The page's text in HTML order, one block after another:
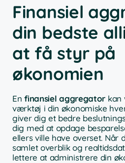
Finansiel
din bedste
at få styr på
økonomien
Enfinansiel aggregator kan
værktøj i din økonomiske
giver dig et bedre
dig med at opdage
ellers ville have overset. Når
samlet overblik og
lettere at administrere din